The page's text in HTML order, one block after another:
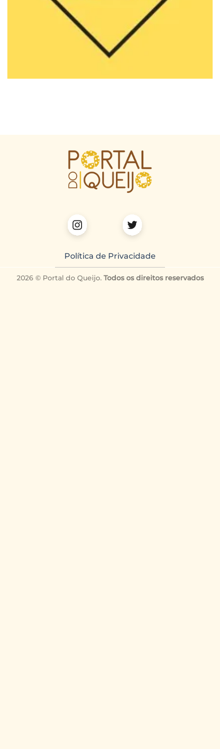
Política de Privacidade
2026 © Portal do Queijo. Todos os direitos reservados